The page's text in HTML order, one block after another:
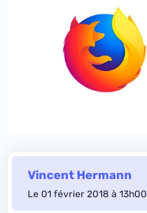
Vincent Hermann
Le 01 février 2018 à 13h00